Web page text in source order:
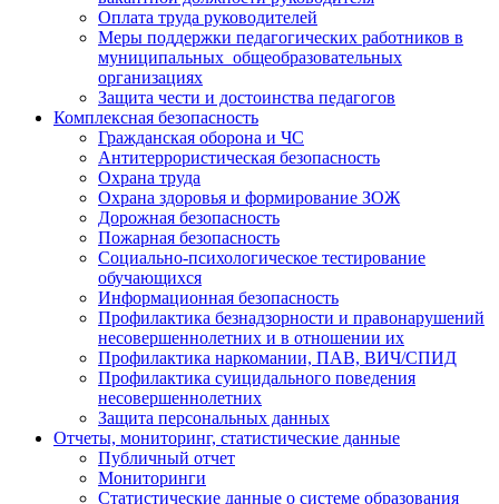
Оплата труда руководителей
Меры поддержки педагогических работников в
муниципальных общеобразовательных
организациях
Защита чести и достоинства педагогов
Комплексная безопасность
Гражданская оборона и ЧС
Антитеррористическая безопасность
Охрана труда
Охрана здоровья и формирование ЗОЖ
Дорожная безопасность
Пожарная безопасность
Социально-психологическое тестирование
обучающихся
Информационная безопасность
Профилактика безнадзорности и правонарушений
несовершеннолетних и в отношении их
Профилактика наркомании, ПАВ, ВИЧ/СПИД
Профилактика суицидального поведения
несовершеннолетних
Защита персональных данных
Отчеты, мониторинг, статистические данные
Публичный отчет
Мониторинги
Статистические данные о системе образования